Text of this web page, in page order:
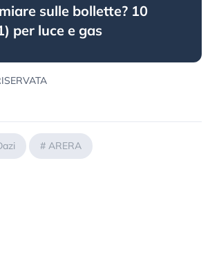
sulle bollette? 10
per luce e gas
# ARERA